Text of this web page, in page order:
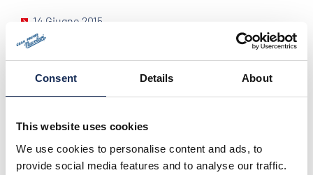
Consent Details About
This website uses cookies
We use cookies to personalise content and ads, to
provide social media features and to analyse our traffic.
14 Giugno 2015
SUMMER MARATHON
SUPER CLASSICA
26 Luglio 2015
COPPA D'ORO DELLE DOLOMITI
GRAN PREMIO NUVOLARI
GRANDE EVENTO